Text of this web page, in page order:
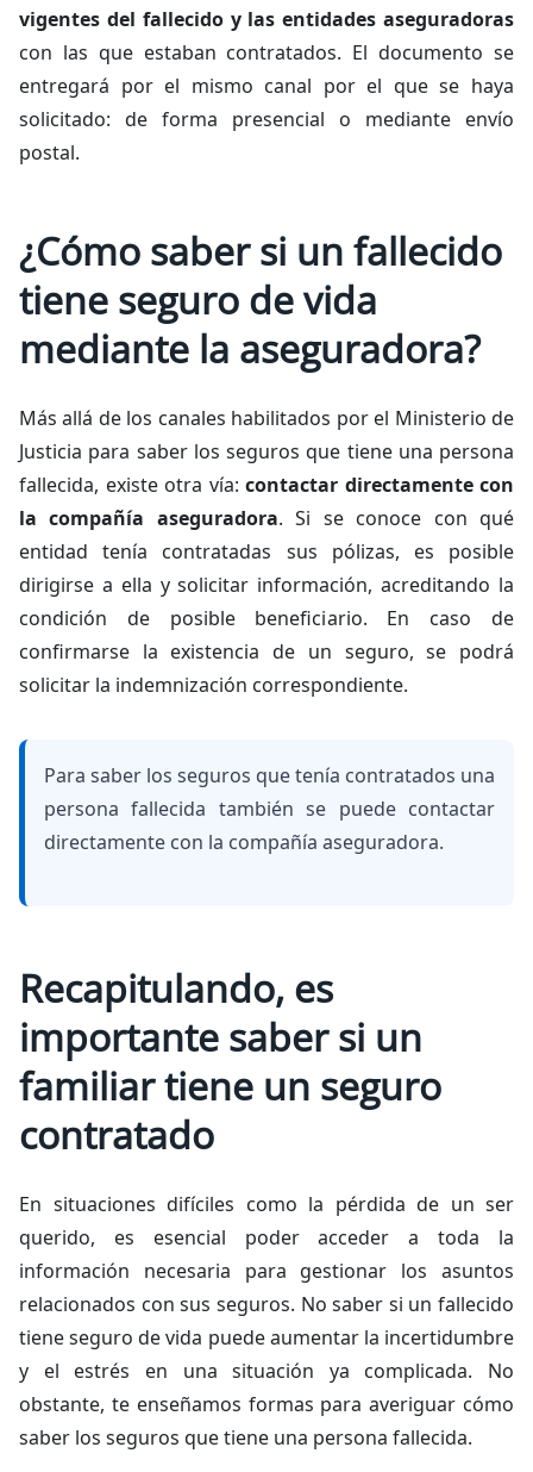
vigentes del fallecido y las entidades aseguradoras
con las que estaban contratados. El documento se
entregará por el mismo canal por el que se haya
solicitado: de forma presencial o mediante envío
postal.
¿Cómo saber si un fallecido
tiene seguro de vida
mediante la aseguradora?
Más allá de los canales habilitados por el Ministerio de
Justicia para saber los seguros que tiene una persona
fallecida, existe otra vía: contactar directamente con
la compañía aseguradora. Si se conoce con qué
entidad tenía contratadas sus pólizas, es posible
dirigirse a ella y solicitar información, acreditando la
condición de posible beneficiario. En caso de
confirmarse la existencia de un seguro, se podrá
solicitar la indemnización correspondiente.
Para saber los seguros que tenía contratados una
persona fallecida también se puede contactar
directamente con la compañía aseguradora.
Recapitulando, es
importante saber si un
familiar tiene un seguro
contratado
En situaciones difíciles como la pérdida de un ser
querido, es esencial poder acceder a toda la
información necesaria para gestionar los asuntos
relacionados con sus seguros. No saber si un fallecido
tiene seguro de vida puede aumentar la incertidumbre
y el estrés en una situación ya complicada. No
obstante, te enseñamos formas para averiguar cómo
saber los seguros que tiene una persona fallecida.